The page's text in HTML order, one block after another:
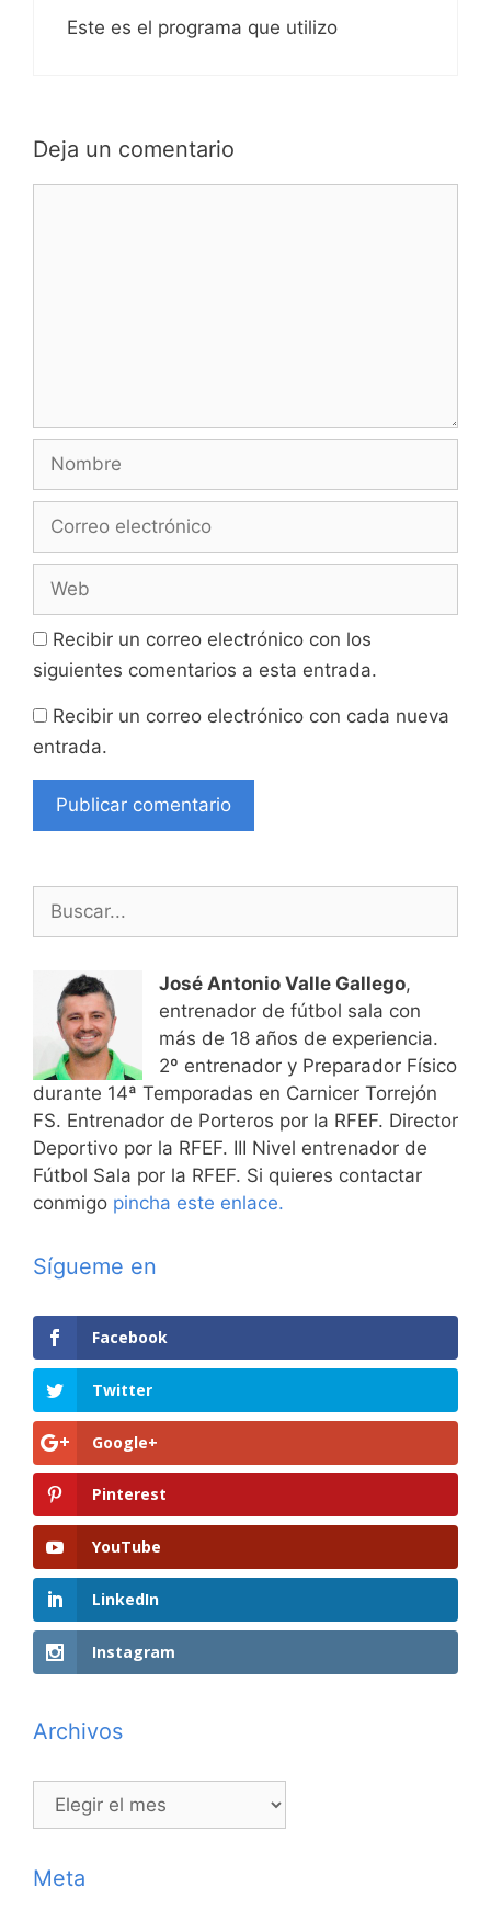
Este es el programa que utilizo
Deja un comentario
Nombre
Correo
Web
Recibir un correo electrónico con los
siguientes comentarios a esta entrada.
Recibir un correo electrónico con cada nueva
entrada.
Buscar:
José Antonio Valle Gallego,
entrenador de fútbol sala con
más de 18 años de experiencia.
2º entrenador y Preparador Físico
durante 14ª Temporadas en Carnicer Torrejón
FS. Entrenador de Porteros por la RFEF. Director
Deportivo por la RFEF. III Nivel entrenador de
Fútbol Sala por la RFEF. Si quieres contactar
conmigo pincha este enlace.
Sígueme en
Facebook
Twitter
Google+
Pinterest
YouTube
LinkedIn
Instagram
Archivos
Archivos
Meta